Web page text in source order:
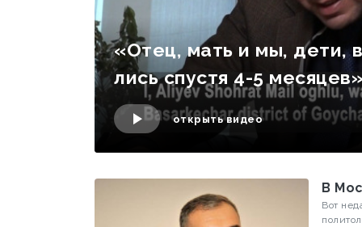
«Отец, мать и мы, дети,
лись спустя 4-5 месяцев»
открыть видео
В
Вот недавно в Москве студии "Новой Евразии" был известный азербайджанский